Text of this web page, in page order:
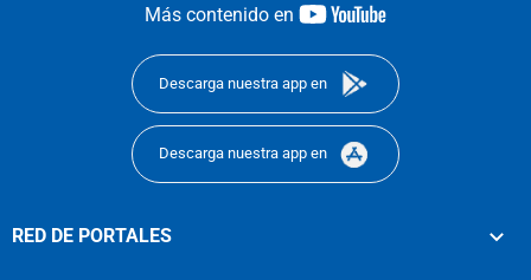
Más contenido en
youtube-
Descarga nuestra app en
Descarga nuestra app en
RED DE PORTALES